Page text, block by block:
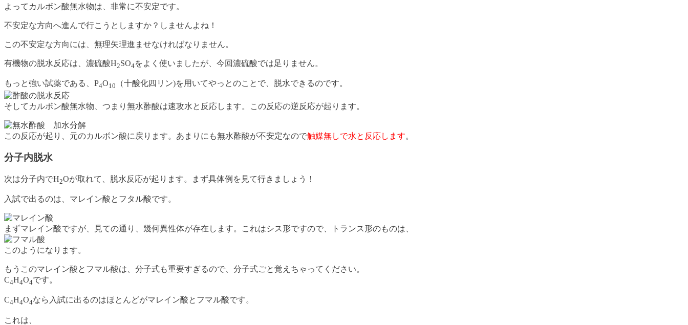
よってカルボン酸無水物は、非常に不安定です。
不安定な方向へ進んで行こうとしますか？しませんよね！
この不安定な方向には、無理矢理進ませなければなりません。
有機物の脱水反応は、濃硫酸H2SO4をよく使いましたが、今回濃硫酸では足りません。
もっと強い試薬である、P4O10 （十酸化四リン)を用いてやっとのことで、脱水できるのです。
そしてカルボン酸無水物、つまり無水酢酸は速攻水と反応します。この反応の逆反応が起ります。
この反応が起り、元のカルボン酸に戻ります。あまりにも無水酢酸が不安定なので触媒無しで水と反応します。
分子内脱水
次は分子内でH2Oが取れて、脱水反応が起ります。まず具体例を見て行きましょう！
入試で出るのは、マレイン酸とフタル酸です。
まずマレイン酸ですが、見ての通り、幾何異性体が存在します。これはシス形ですので、トランス形のものは、
このようになります。
もうこのマレイン酸とフマル酸は、分子式も重要すぎるので、分子式ごと覚えちゃってください。
C4H4O4です。
C4H4O4なら入試に出るのはほとんどがマレイン酸とフマル酸です。
これは、